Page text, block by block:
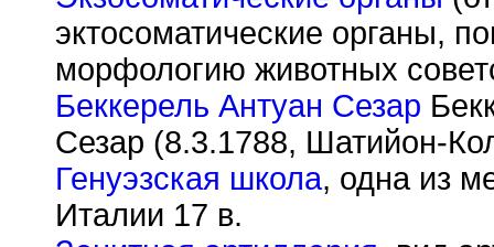
эктосоматические органы,
морфологию животных
Беккерель Антуан Сезар
Сезар (8.3.1788, Шатийон-
Генуэзская школа, одна из
Италии 17 в.